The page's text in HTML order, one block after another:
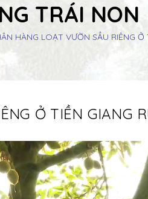
TRÁI NON
HÀNG LOẠT VƯỜN SẦU RIÊNG
Ở TIỀN GIANG